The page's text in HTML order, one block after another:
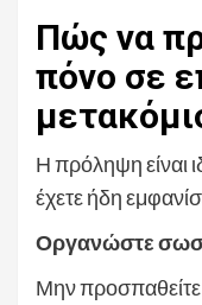
Πώς να
πόνο σε
Η πρόληψη είναι
έχετε ήδη
Οργανώστε
Μην προσπαθείτε